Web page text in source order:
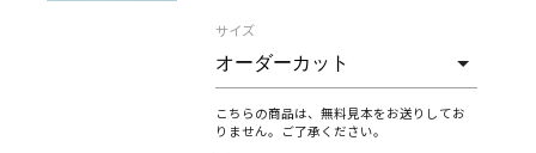
サイズ
こちらの商品は、無料見本をお送りしてお
りません。ご了承ください。